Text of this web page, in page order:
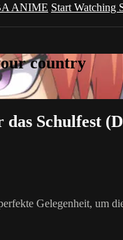
ANIME Start Watching
country
das Schulfest
Gelegenheit, um